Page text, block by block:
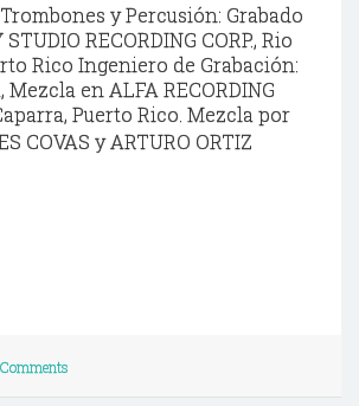
y Percusión: Grabado
RECORDING CORP., Rio
Rico Ingeniero de Grabación:
Mezcla en ALFA RECORDING
Puerto Rico. Mezcla por
COVAS y ARTURO ORTIZ